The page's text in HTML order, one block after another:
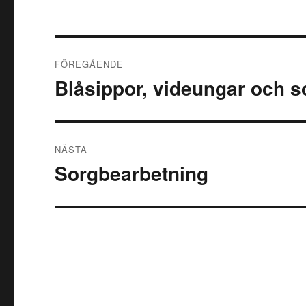
FÖREGÅENDE
Föregående
Blåsippor, videungar och
NÄSTA
Nästa
Sorgbearbetning